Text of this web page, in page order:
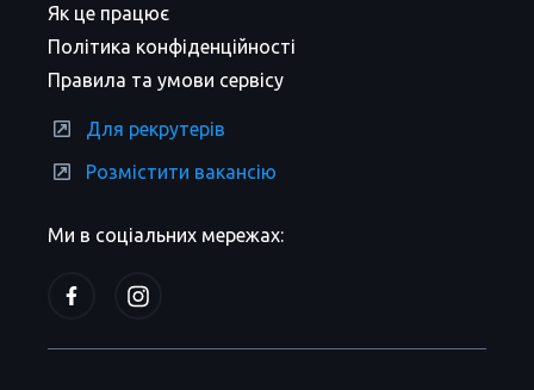
Ми в соціальних мережах:
Як це працює
Політика конфіденційності
Правила та умови сервісу
Для рекрутерів
Розмістити вакансію